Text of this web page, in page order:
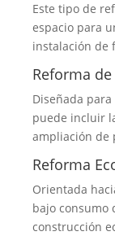
Este tipo de
espacio para
instalación de
Reforma
Diseñada
puede incluir
ampliación de
Reforma
Orientada
bajo consumo
construcción